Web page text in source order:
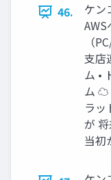
46.
ケン
（
支店
ム •
ム ☁
ラッ
が
当初